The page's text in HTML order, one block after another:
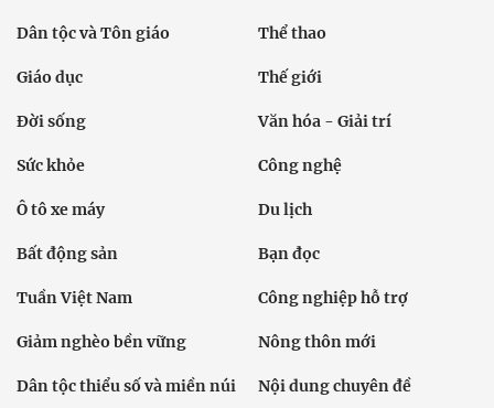
Dân tộc và Tôn giáo Thể thao
Giáo dục Thế giới
Đời sống Văn hóa - Giải trí
Sức khỏe Công nghệ
Ô tô xe máy Du lịch
Bất động sản Bạn đọc
Tuần Việt Nam Công nghiệp hỗ trợ
Giảm nghèo bền vững Nông thôn mới
Dân tộc thiểu số và miền núi Nội dung chuyên đề